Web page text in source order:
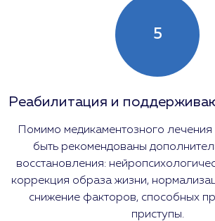
5
Реабилитация и
Помимо медикаментозного лечения
быть рекомендованы
восстановления:
коррекция образа жизни,
снижение факторов, способных
приступы.